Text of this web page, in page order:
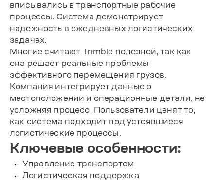
вписывались в транспортные рабочие
процессы. Система демонстрирует
надежность в ежедневных логистических
задачах.
Многие считают Trimble полезной, так как
она решает реальные проблемы
эффективного перемещения грузов.
Компания интегрирует данные о
местоположении и операционные детали, не
усложняя процесс. Пользователи ценят то,
как система подходит под устоявшиеся
логистические процессы.
Ключевые особенности:
Управление транспортом
Логистическая поддержка